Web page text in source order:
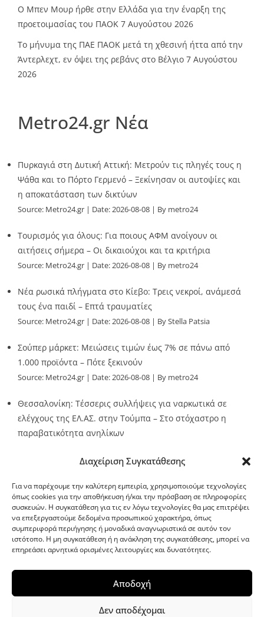
Διαχείριση Συγκατάθεσης
Για να παρέχουμε την καλύτερη εμπειρία, χρησιμοποιούμε τεχνολογίες
όπως cookies για την αποθήκευση ή/και την πρόσβαση σε πληροφορίες
συσκευών. Η συγκατάθεση για τις εν λόγω τεχνολογίες θα μας επιτρέψει
να επεξεργαστούμε δεδομένα προσωπικού χαρακτήρα, όπως
συμπεριφορά περιήγησης ή μοναδικά αναγνωριστικά σε αυτόν τον
ιστότοπο. Η μη συγκατάθεση ή η ανάκληση της συγκατάθεσης, μπορεί να
επηρεάσει αρνητικά ορισμένες λειτουργίες και δυνατότητες.
Αποδοχή
Δεν αποδέχομαι
O Mπεν Μουρ ήρθε στην Ελλάδα για την έναρξη της
προετοιμασίας του ΠΑΟΚ 7 Αυγούστου 2026
Το μήνυμα της ΠΑΕ ΠΑΟΚ μετά τη χθεσινή ήττα από την
Άντερλεχτ, εν όψει της ρεβάνς στο Βέλγιο 7 Αυγούστου
2026
Metro24.gr Νέα
Πυρκαγιά στη Δυτική Αττική: Μετρούν τις πληγές τους η
Ψάθα και το Πόρτο Γερμενό – Ξεκίνησαν οι αυτοψίες και
η αποκατάσταση των δικτύων
Source: Metro24.gr Date: 2026-08-08 By metro24
Τουρισμός για όλους: Για ποιους ΑΦΜ ανοίγουν οι
αιτήσεις σήμερα – Οι δικαιούχοι και τα κριτήρια
Source: Metro24.gr Date: 2026-08-08 By metro24
Νέα ρωσικά πλήγματα στο Κίεβο: Τρεις νεκροί, ανάμεσά
τους ένα παιδί – Επτά τραυματίες
Source: Metro24.gr Date: 2026-08-08 By Stella Patsia
Σούπερ μάρκετ: Μειώσεις τιμών έως 7% σε πάνω από
1.000 προϊόντα – Πότε ξεκινούν
Source: Metro24.gr Date: 2026-08-08 By metro24
Θεσσαλονίκη: Τέσσερις συλλήψεις για ναρκωτικά σε
ελέγχους της ΕΛ.ΑΣ. στην Τούμπα – Στο στόχαστρο η
παραβατικότητα ανηλίκων
G-point.gr